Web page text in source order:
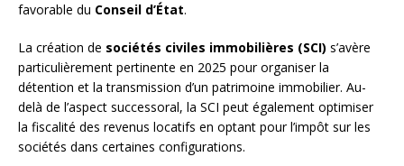
favorable du Conseil d’État.
La création de sociétés civiles immobilières (SCI) s’avère
particulièrement pertinente en 2025 pour organiser la
détention et la transmission d’un patrimoine immobilier. Au-
delà de l’aspect successoral, la SCI peut également optimiser
la fiscalité des revenus locatifs en optant pour l’impôt sur les
sociétés dans certaines configurations.